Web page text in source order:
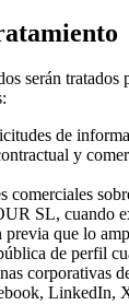
serán
de
y
comerciales
SL, cuando
que lo
de perfil
corporativas
LinkedIn,